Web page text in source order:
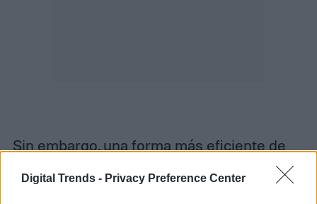
Digital Trends - Privacy Preference Center
Sin embargo, una forma más eficiente de
hacerlo es descargando una extensión